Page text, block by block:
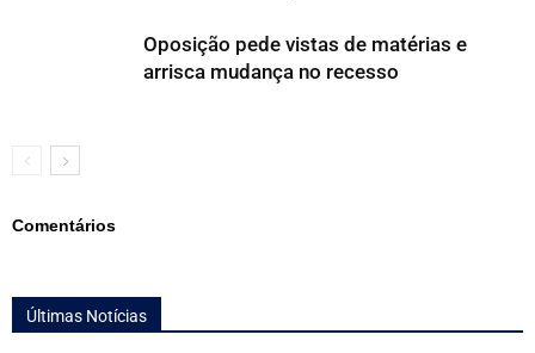
Oposição pede vistas de matérias e
arrisca mudança no recesso
Comentários
Últimas Notícias